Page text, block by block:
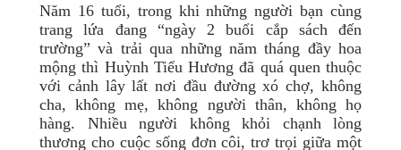
Năm 16 tuổi, trong khi những người bạn cùng
trang lứa đang “ngày 2 buổi cắp sách đến
trường” và trải qua những năm tháng đầy hoa
mộng thì Huỳnh Tiểu Hương đã quá quen thuộc
với cảnh lây lất nơi đầu đường xó chợ, không
cha, không mẹ, không người thân, không họ
hàng. Nhiều người không khỏi chạnh lòng
thương cho cuộc sống đơn côi, trơ trọi giữa một